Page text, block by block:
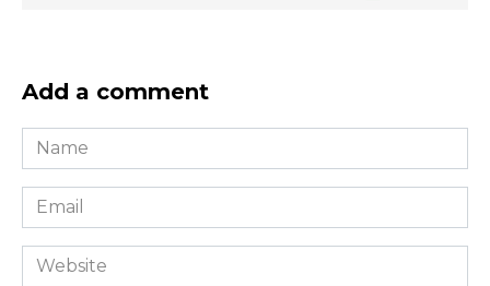
Add a comment
Name
*
Email
*
Website